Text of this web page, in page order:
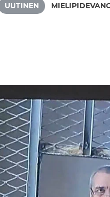
UUTINEN